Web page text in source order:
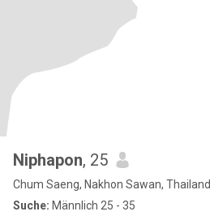
Niphapon, 25
Chum Saeng, Nakhon Sawan, Thailand
Suche: Männlich 25 - 35